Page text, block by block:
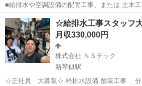
■給排水や空調設備の配管工事、または 土木工
ただきます。 ＜配管工＞ ■給排水設備の配管設置と修理 ■空調・換気
設備の配管設置と調整 ◎未経験の方にもわかりやすくサポートしてい
ますので、安心して始...
北海道 その他 施工管理
☆給排水工事スタッフ
月収330,000円
株式会社 ＮＳテック
新琴似駅
☆正社員 大募集☆ 給排水設備 舗装工事 分水工事 ★チームでの仕